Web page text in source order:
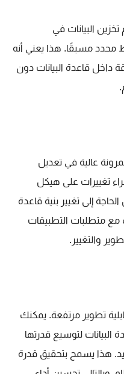
تخزين البيانات في
محدد مسبقًا. هذا يعني أنه
داخل قاعدة البيانات دون
عالية في تعديل
تغييرات على هيكل
إلى تغيير بنية قاعدة
مع متطلبات التطبيقات
والتغيير.
تطوير مرتفعة. يمكنك
البيانات لتوسيع قدرتها
هذا يسمح بتحقيق قدرة